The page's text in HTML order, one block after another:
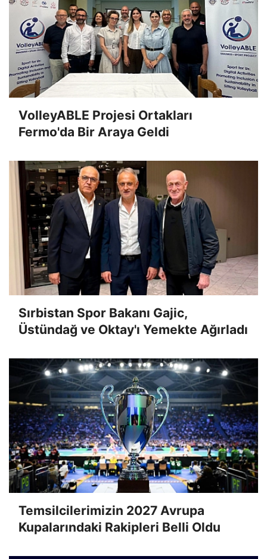
VolleyABLE Projesi Ortakları
Fermo'da Bir Araya Geldi
Sırbistan Spor Bakanı Gajic,
Üstündağ ve Oktay'ı Yemekte Ağırladı
Temsilcilerimizin 2027 Avrupa
Kupalarındaki Rakipleri Belli Oldu